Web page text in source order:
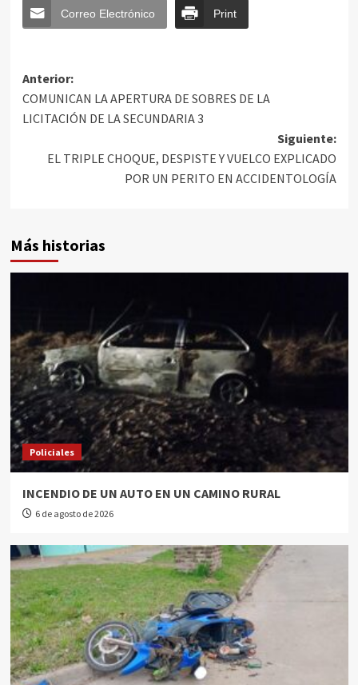
Correo Electrónico Print
Anterior:
COMUNICAN LA APERTURA DE SOBRES DE LA
LICITACIÓN DE LA SECUNDARIA 3
Siguiente:
EL TRIPLE CHOQUE, DESPISTE Y VUELCO EXPLICADO
POR UN PERITO EN ACCIDENTOLOGÍA
Más historias
Policiales
INCENDIO DE UN AUTO EN UN CAMINO RURAL
6 de agosto de 2026